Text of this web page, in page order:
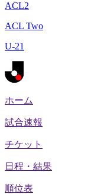
ACL2
ACL Two
U-21
ホーム
試合速報
チケット
日程・結果
順位表